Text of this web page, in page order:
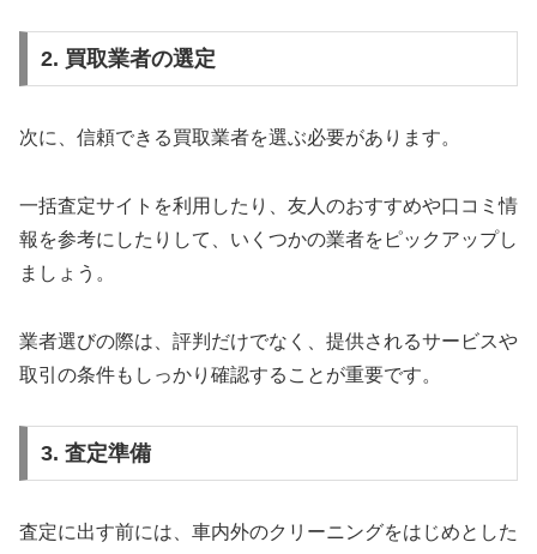
2. 買取業者の選定
次に、信頼できる買取業者を選ぶ必要があります。
一括査定サイトを利用したり、友人のおすすめや口コミ情
報を参考にしたりして、いくつかの業者をピックアップし
ましょう。
業者選びの際は、評判だけでなく、提供されるサービスや
取引の条件もしっかり確認することが重要です。
3. 査定準備
査定に出す前には、車内外のクリーニングをはじめとした